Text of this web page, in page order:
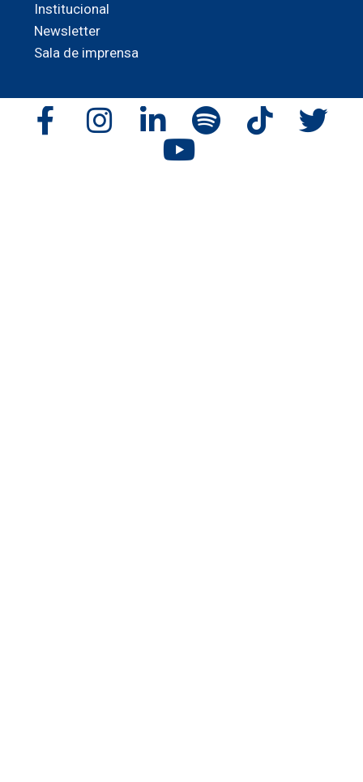
Institucional
Newsletter
Sala de imprensa